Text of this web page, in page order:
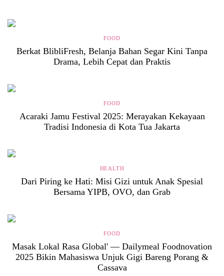
FOOD
Berkat BlibliFresh, Belanja Bahan Segar Kini Tanpa
Drama, Lebih Cepat dan Praktis
FOOD
Acaraki Jamu Festival 2025: Merayakan Kekayaan
Tradisi Indonesia di Kota Tua Jakarta
HEALTH
Dari Piring ke Hati: Misi Gizi untuk Anak Spesial
Bersama YIPB, OVO, dan Grab
FOOD
Masak Lokal Rasa Global' — Dailymeal Foodnovation
2025 Bikin Mahasiswa Unjuk Gigi Bareng Porang &
Cassava